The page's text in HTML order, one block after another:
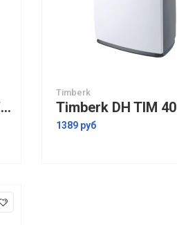
Timberk DH TIM 30 E1W осушитель воздуха
Timberk
1389 руб